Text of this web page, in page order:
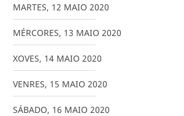
MARTES, 12 MAIO 2020
MÉRCORES, 13 MAIO 2020
XOVES, 14 MAIO 2020
VENRES, 15 MAIO 2020
SÁBADO, 16 MAIO 2020